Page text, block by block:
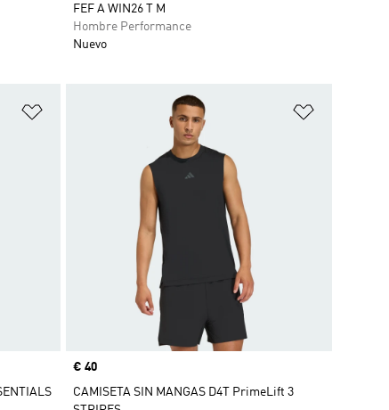
FEF A WIN26 T M
Hombre Performance
Nuevo
Añadir a la lista de deseos
Precio
€ 40
CAMISETA SIN MANGAS D4T PrimeLift 3